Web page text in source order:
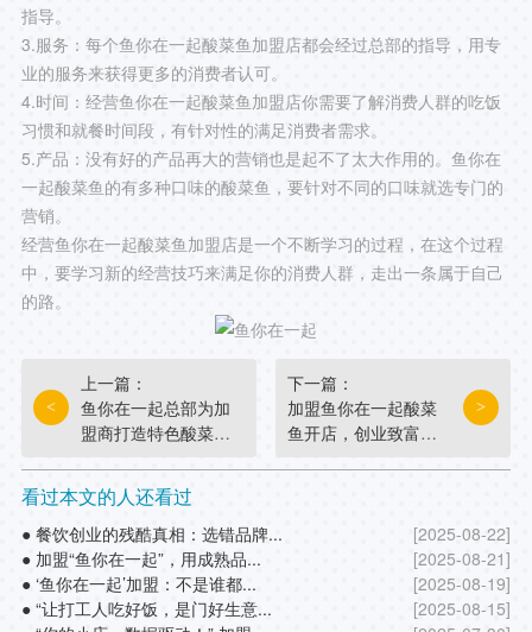
指导。
3.服务：每个鱼你在一起酸菜鱼加盟店都会经过总部的指导，用专
业的服务来获得更多的消费者认可。
4.时间：经营鱼你在一起酸菜鱼加盟店你需要了解消费人群的吃饭
习惯和就餐时间段，有针对性的满足消费者需求。
5.产品：没有好的产品再大的营销也是起不了太大作用的。鱼你在
一起酸菜鱼的有多种口味的酸菜鱼，要针对不同的口味就选专门的
营销。
经营鱼你在一起酸菜鱼加盟店是一个不断学习的过程，在这个过程
中，要学习新的经营技巧来满足你的消费人群，走出一条属于自己
的路。
<
上一篇：
鱼你在一起总部为加
盟商打造特色酸菜鱼
>
下一篇：
加盟鱼你在一起酸菜
鱼开店，创业致富的
看过本文的人还看过
[2025-08-22]
● 餐饮创业的残酷真相：选错品牌...
[2025-08-21]
● 加盟“鱼你在一起”，用成熟品...
[2025-08-19]
● ‘鱼你在一起’加盟：不是谁都...
[2025-08-15]
● “让打工人吃好饭，是门好生意...